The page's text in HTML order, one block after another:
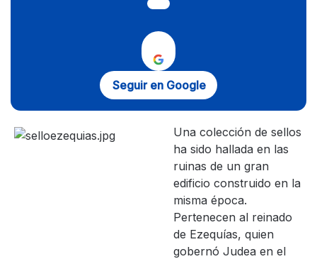
Seguir en Google
Una colección de sellos
ha sido hallada en las
ruinas de un gran
edificio construido en la
misma época.
Pertenecen al reinado
de Ezequías, quien
gobernó Judea en el